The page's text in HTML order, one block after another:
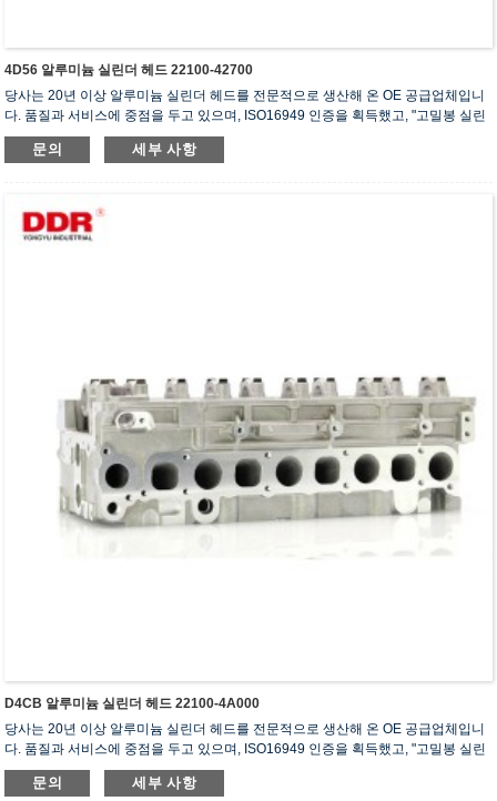
4D56 알루미늄 실린더 헤드 22100-42700
당사는 20년 이상 알루미늄 실린더 헤드를 전문적으로 생산해 온 OE 공급업체입니
다. 품질과 서비스에 중점을 두고 있으며, ISO16949 인증을 획득했고, "고밀봉 실린
더 헤드", "긴 수명 실린더 헤드" 등 5건의 실용신안 특허를 보유하고 있습니다.
문의 세부 사항
D4CB 알루미늄 실린더 헤드 22100-4A000
당사는 20년 이상 알루미늄 실린더 헤드를 전문적으로 생산해 온 OE 공급업체입니
다. 품질과 서비스에 중점을 두고 있으며, ISO16949 인증을 획득했고, "고밀봉 실린
더 헤드", "긴 수명 실린더 헤드" 등 5건의 실용신안 특허를 보유하고 있습니다.
문의 세부 사항